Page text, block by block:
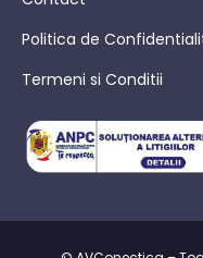
Politica de
Termeni si Conditii